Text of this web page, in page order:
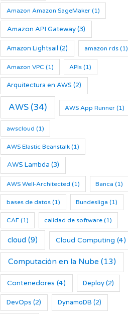
Amazon Amazon SageMaker(1)
Amazon API Gateway(3)
Amazon Lightsail (2) amazon rds(1)
Amazon VPC (1) APIs (1)
Arquitectura en AWS (2)
AWS (34) AWS App Runner (1)
awscloud (1)
AWS Elastic Beanstalk(1)
AWS Lambda (3)
AWS Well-Architected (1) Banca (1)
bases de datos(1) Bundesliga (1)
CAF(1) calidad de software (1)
cloud (9) Cloud Computing (4)
Computación en la Nube (13)
Contenedores (4) Deploy(2)
DevOps (2) DynamoDB (2)